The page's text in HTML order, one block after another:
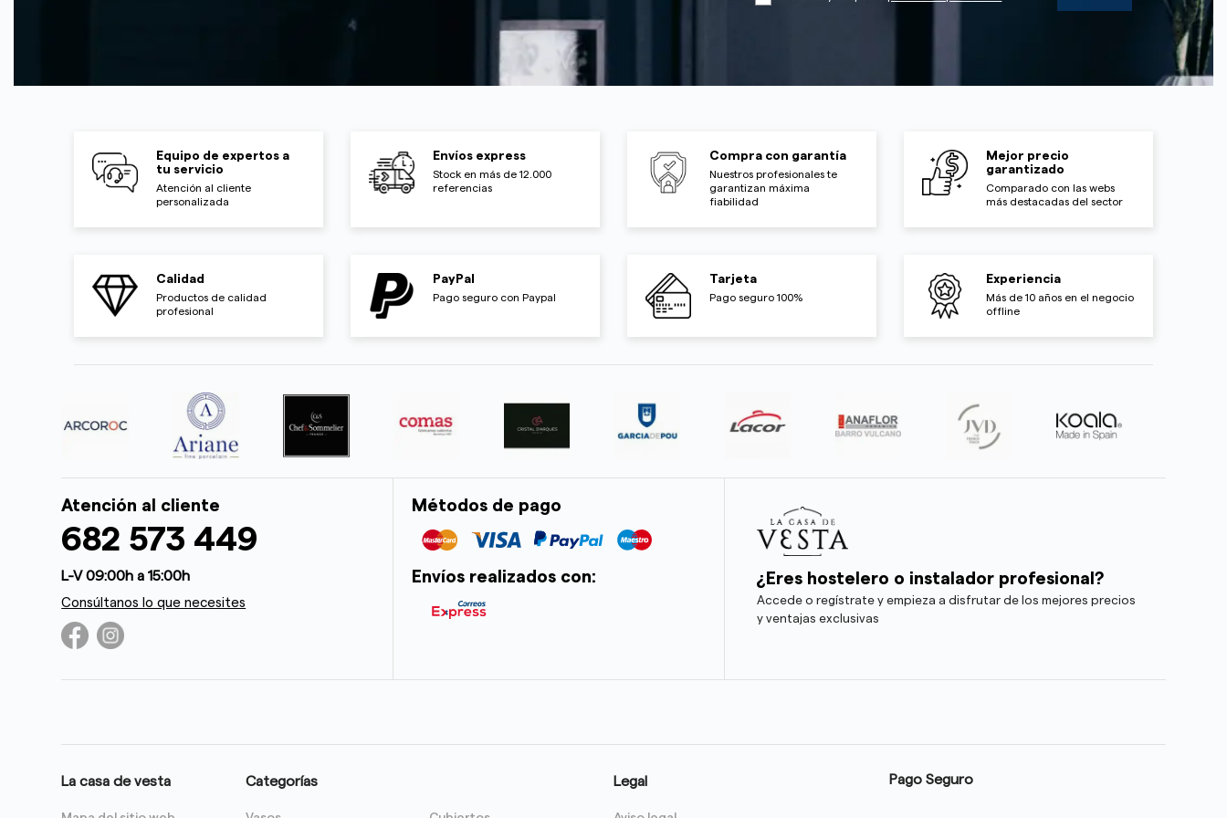
Equipo de expertos a
tu servicio
Atención al cliente
personalizada
Envíos express
Stock en más de 12.000
referencias
Compra con garantía
Nuestros profesionales te
garantizan máxima
fiabilidad
Mejor precio
garantizado
Comparado con las webs
más destacadas del sector
Calidad
Productos de calidad
profesional
PayPal
Pago seguro con Paypal
Tarjeta
Pago seguro 100%
Experiencia
Más de 10 años en el negocio
offline
Atención al cliente
682 573 449
L-V 09:00h a 15:00h
Consúltanos lo que necesites
Métodos de pago
Envíos realizados con: ¿Eres hostelero o instalador profesional?
Accede o regístrate y empieza a disfrutar de los mejores precios
y ventajas exclusivas
La casa de vesta Categorías Legal Pago Seguro